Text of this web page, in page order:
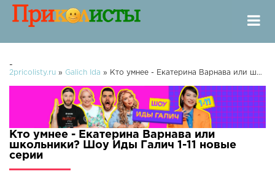
-
2pricolisty.ru » Galich Ida » Кто умнее - Екатерина Варнава или школьники? Шоу Иды Галич 1-11
Кто умнее - Екатерина Варнава или
школьники? Шоу Иды Галич 1-11 новые
серии